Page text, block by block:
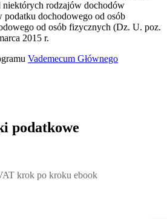
niektórych rodzajów dochodów
dochodowego od osób
od osób fizycznych (Dz. U. poz.
2015 r.
Vademecum Głównego
podatkowe
po kroku ebook, Patrycja Kubiesa -
krok po kroku ebook